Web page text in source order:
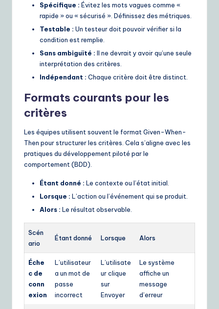
Spécifique : Évitez les mots vagues comme «
rapide » ou « sécurisé ». Définissez des métriques.
Testable : Un testeur doit pouvoir vérifier si la
condition est remplie.
Sans ambiguïté : Il ne devrait y avoir qu’une seule
interprétation des critères.
Indépendant : Chaque critère doit être distinct.
Formats courants pour les
critères
Les équipes utilisent souvent le format Given-When-
Then pour structurer les critères. Cela s’aligne avec les
pratiques du développement piloté par le
comportement (BDD).
Étant donné : Le contexte ou l’état initial.
Lorsque : L’action ou l’événement qui se produit.
Alors : Le résultat observable.
Scén
ario
Étant donné Lorsque Alors
Éche
c de
conn
exion
L’utilisateur
a un mot de
passe
incorrect
L’utilisate
ur clique
sur
Envoyer
Le système
affiche un
message
d’erreur